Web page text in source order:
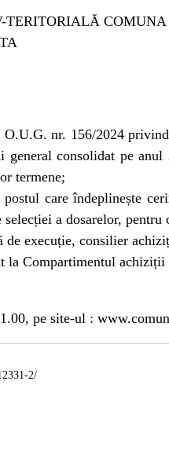
COMUNA
nr. 156/2024
general consolidat pe
termene;
care îndeplinește
a dosarelor,
de execuție, consilier
la Compartimentul
pe site-ul :
2/